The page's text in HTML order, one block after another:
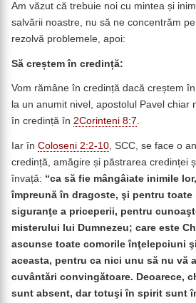
Am văzut că trebuie noi cu mintea și
salvării noastre, nu să ne concentrăm
rezolvă problemele, apoi:
Să creștem în credință:
Vom rămâne în credință dacă creștem
la un anumit nivel, apostolul Pavel chiar
în credință în 2Corinteni 8:7.
Iar în Coloseni 2:2-10 , SCC, se face o
credință, amăgire și păstrarea credinței
învață: “ca să fie mângâiate inimile
împreună în dragoste, şi pentru
siguranţe a priceperii, pentru
misterului lui Dumnezeu; care este
ascunse toate comorile înţelepciuni
aceasta, pentru ca nici unu să nu vă
cuvântări convingătoare. Deoarece,
sunt absent, dar totuşi în spirit sunt